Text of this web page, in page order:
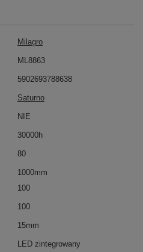
Milagro
ML8863
5902693788638
Saturno
NIE
30000h
80
1000mm
100
100
15mm
LED zintegrowany